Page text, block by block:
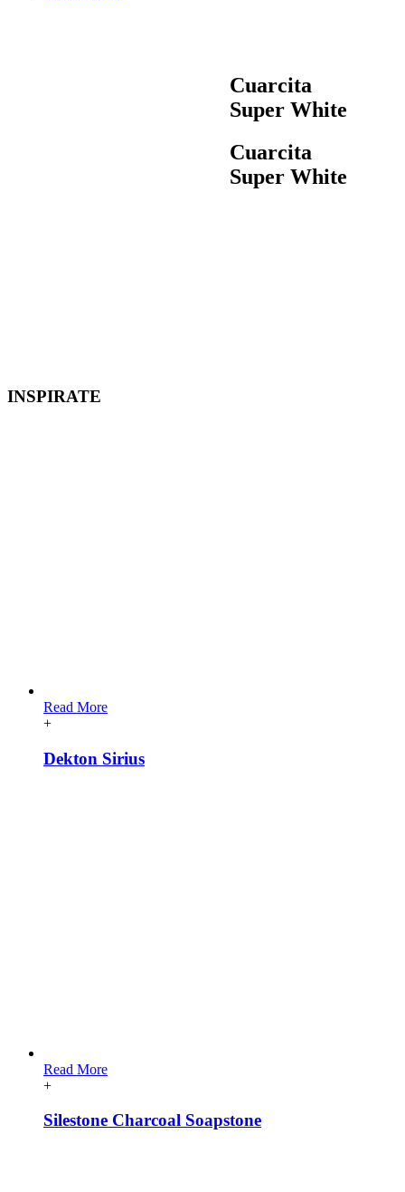
Cuarcita
Super White
Cuarcita
Super White
INSPIRATE
Read More
+
Dekton Sirius
Read More
+
Silestone Charcoal Soapstone